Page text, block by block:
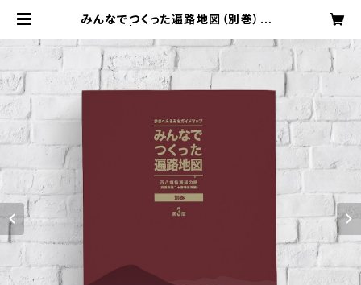
みんなでつくった遍路地図（別巻）第3